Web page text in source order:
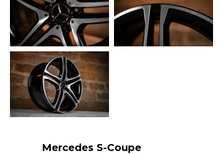
Mercedes S-Coupe